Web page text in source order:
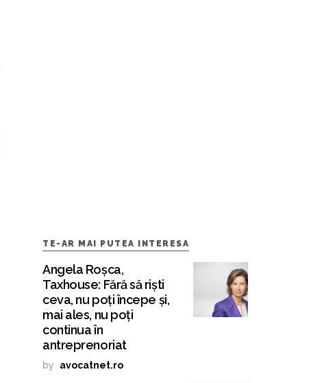
TE-AR MAI PUTEA INTERESA
Angela Roșca,
Taxhouse: Fără să riști
ceva, nu poți începe și,
mai ales, nu poți
continua în
antreprenoriat
by avocatnet.ro